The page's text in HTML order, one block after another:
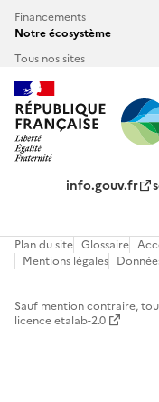
Financements
Notre écosystème
Tous nos sites
info.gouv.fr
Plan du site Glossaire
Mentions légales
Sauf mention contraire,
licence etalab-2.0